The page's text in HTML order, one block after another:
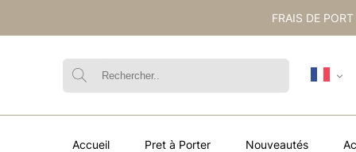
FRAIS DE
Accueil Pret à Porter Nouveautés